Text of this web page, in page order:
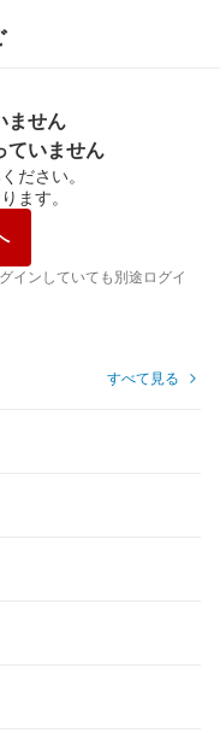
ません
ていません
ださい。
ます。
インしていても別途ログイ
すべて見る